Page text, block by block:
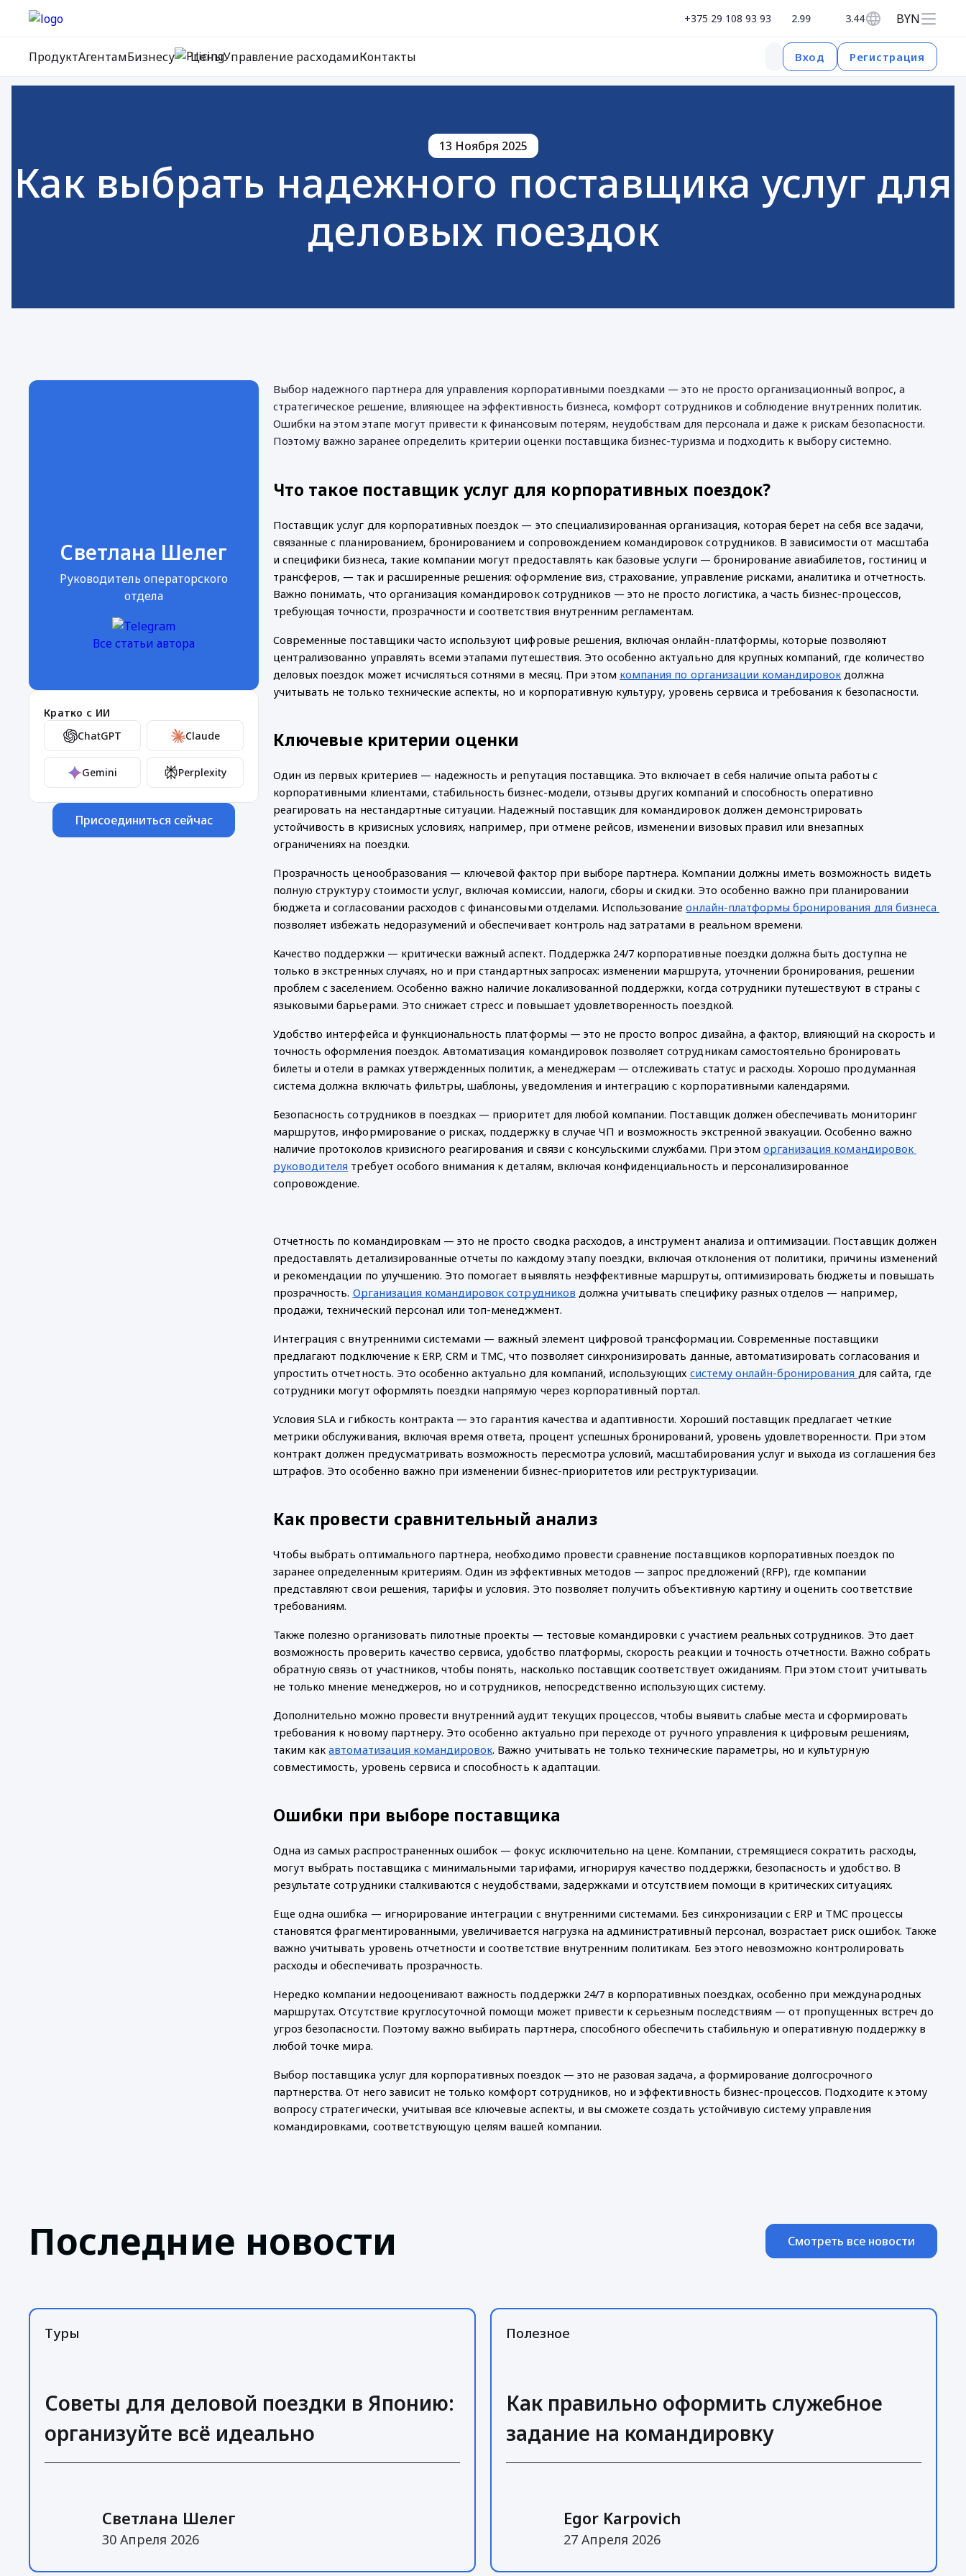
+375 29 108 93 93 2.99 3.44 BYN
ПродуктАгентамБизнесу ЦеныУправление расходамиКонтакты Вход Регистрация
13 Ноября 2025
Как выбрать надежного поставщика услуг для
деловых поездок
Светлана Шелег
Руководитель операторского
отдела
Все статьи автора
Кратко с ИИ
ChatGPT
Claude
Gemini Perplexity
Присоединиться сейчас
Выбор надежного партнера для управления корпоративными поездками — это не просто организационный вопрос, а
стратегическое решение, влияющее на эффективность бизнеса, комфорт сотрудников и соблюдение внутренних политик.
Ошибки на этом этапе могут привести к финансовым потерям, неудобствам для персонала и даже к рискам безопасности.
Поэтому важно заранее определить критерии оценки поставщика бизнес-туризма и подходить к выбору системно.
Что такое поставщик услуг для корпоративных поездок?
Поставщик услуг для корпоративных поездок — это специализированная организация, которая берет на себя все задачи,
связанные с планированием, бронированием и сопровождением командировок сотрудников. В зависимости от масштаба
и специфики бизнеса, такие компании могут предоставлять как базовые услуги — бронирование авиабилетов, гостиниц и
трансферов, — так и расширенные решения: оформление виз, страхование, управление рисками, аналитика и отчетность.
Важно понимать, что организация командировок сотрудников — это не просто логистика, а часть бизнес-процессов,
требующая точности, прозрачности и соответствия внутренним регламентам.
Современные поставщики часто используют цифровые решения, включая онлайн-платформы, которые позволяют
централизованно управлять всеми этапами путешествия. Это особенно актуально для крупных компаний, где количество
деловых поездок может исчисляться сотнями в месяц. При этом компания по организации командировок должна
учитывать не только технические аспекты, но и корпоративную культуру, уровень сервиса и требования к безопасности.
Ключевые критерии оценки
Один из первых критериев — надежность и репутация поставщика. Это включает в себя наличие опыта работы с
корпоративными клиентами, стабильность бизнес-модели, отзывы других компаний и способность оперативно
реагировать на нестандартные ситуации. Надежный поставщик для командировок должен демонстрировать
устойчивость в кризисных условиях, например, при отмене рейсов, изменении визовых правил или внезапных
ограничениях на поездки.
Прозрачность ценообразования — ключевой фактор при выборе партнера. Компании должны иметь возможность видеть
полную структуру стоимости услуг, включая комиссии, налоги, сборы и скидки. Это особенно важно при планировании
бюджета и согласовании расходов с финансовыми отделами. Использование
позволяет избежать недоразумений и обеспечивает контроль над затратами в реальном времени.
Качество поддержки — критически важный аспект. Поддержка 24/7 корпоративные поездки должна быть доступна не
только в экстренных случаях, но и при стандартных запросах: изменении маршрута, уточнении бронирования, решении
проблем с заселением. Особенно важно наличие локализованной поддержки, когда сотрудники путешествуют в страны с
языковыми барьерами. Это снижает стресс и повышает удовлетворенность поездкой.
Удобство интерфейса и функциональность платформы — это не просто вопрос дизайна, а фактор, влияющий на скорость и
точность оформления поездок. Автоматизация командировок позволяет сотрудникам самостоятельно бронировать
билеты и отели в рамках утвержденных политик, а менеджерам — отслеживать статус и расходы. Хорошо продуманная
система должна включать фильтры, шаблоны, уведомления и интеграцию с корпоративными календарями.
Безопасность сотрудников в поездках — приоритет для любой компании. Поставщик должен обеспечивать мониторинг
маршрутов, информирование о рисках, поддержку в случае ЧП и возможность экстренной эвакуации. Особенно важно
наличие протоколов кризисного реагирования и связи с консульскими службами. При этом организация командировок
руководителя требует особого внимания к деталям, включая конфиденциальность и персонализированное
сопровождение.
Отчетность по командировкам — это не просто сводка расходов, а инструмент анализа и оптимизации. Поставщик должен
предоставлять детализированные отчеты по каждому этапу поездки, включая отклонения от политики, причины изменений
и рекомендации по улучшению. Это помогает выявлять неэффективные маршруты, оптимизировать бюджеты и повышать
прозрачность. Организация командировок сотрудников должна учитывать специфику разных отделов — например,
продажи, технический персонал или топ-менеджмент.
Интеграция с внутренними системами — важный элемент цифровой трансформации. Современные поставщики
предлагают подключение к ERP, CRM и TMC, что позволяет синхронизировать данные, автоматизировать согласования и
упростить отчетность. Это особенно актуально для компаний, использующих систему онлайн-бронирования для сайта, где
сотрудники могут оформлять поездки напрямую через корпоративный портал.
Условия SLA и гибкость контракта — это гарантия качества и адаптивности. Хороший поставщик предлагает четкие
метрики обслуживания, включая время ответа, процент успешных бронирований, уровень удовлетворенности. При этом
контракт должен предусматривать возможность пересмотра условий, масштабирования услуг и выхода из соглашения без
штрафов. Это особенно важно при изменении бизнес-приоритетов или реструктуризации.
Как провести сравнительный анализ
Чтобы выбрать оптимального партнера, необходимо провести сравнение поставщиков корпоративных поездок по
заранее определенным критериям. Один из эффективных методов — запрос предложений (RFP), где компании
представляют свои решения, тарифы и условия. Это позволяет получить объективную картину и оценить соответствие
требованиям.
Также полезно организовать пилотные проекты — тестовые командировки с участием реальных сотрудников. Это дает
возможность проверить качество сервиса, удобство платформы, скорость реакции и точность отчетности. Важно собрать
обратную связь от участников, чтобы понять, насколько поставщик соответствует ожиданиям. При этом стоит учитывать
не только мнение менеджеров, но и сотрудников, непосредственно использующих систему.
Дополнительно можно провести внутренний аудит текущих процессов, чтобы выявить слабые места и сформировать
требования к новому партнеру. Это особенно актуально при переходе от ручного управления к цифровым решениям,
таким как автоматизация командировок. Важно учитывать не только технические параметры, но и культурную
совместимость, уровень сервиса и способность к адаптации.
Ошибки при выборе поставщика
Одна из самых распространенных ошибок — фокус исключительно на цене. Компании, стремящиеся сократить расходы,
могут выбрать поставщика с минимальными тарифами, игнорируя качество поддержки, безопасность и удобство. В
результате сотрудники сталкиваются с неудобствами, задержками и отсутствием помощи в критических ситуациях.
Еще одна ошибка — игнорирование интеграции с внутренними системами. Без синхронизации с ERP и TMC процессы
становятся фрагментированными, увеличивается нагрузка на административный персонал, возрастает риск ошибок. Также
важно учитывать уровень отчетности и соответствие внутренним политикам. Без этого невозможно контролировать
расходы и обеспечивать прозрачность.
Нередко компании недооценивают важность поддержки 24/7 в корпоративных поездках, особенно при международных
маршрутах. Отсутствие круглосуточной помощи может привести к серьезным последствиям — от пропущенных встреч до
угроз безопасности. Поэтому важно выбирать партнера, способного обеспечить стабильную и оперативную поддержку в
любой точке мира.
Выбор поставщика услуг для корпоративных поездок — это не разовая задача, а формирование долгосрочного
партнерства. От него зависит не только комфорт сотрудников, но и эффективность бизнес-процессов. Подходите к этому
вопросу стратегически, учитывая все ключевые аспекты, и вы сможете создать устойчивую систему управления
командировками, соответствующую целям вашей компании.
Последние новости Смотреть все новости
Туры
Советы для деловой поездки в Японию:
организуйте всё идеально
Светлана Шелег
30 Апреля 2026
Полезное
Как правильно оформить служебное
задание на командировку
Egor Karpovich
27 Апреля 2026